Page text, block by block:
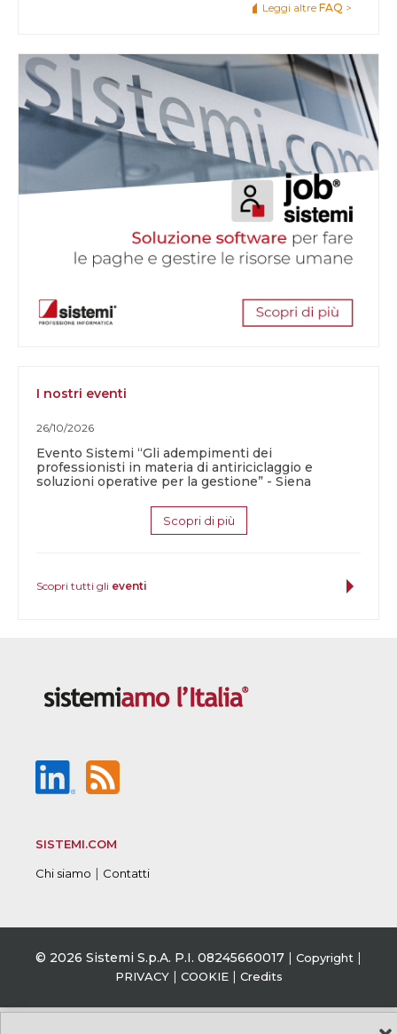
Leggi altre FAQ >
I nostri eventi
26/10/2026
Evento Sistemi “Gli adempimenti dei
professionisti in materia di antiriciclaggio e
soluzioni operative per la gestione” - Siena
Scopri di più
Scopri tutti gli eventi
SISTEMI.COM
Chi siamo Contatti
© 2026 Sistemi S.p.A. P.I. 08245660017 Copyright
PRIVACY| COOKIE| Credits